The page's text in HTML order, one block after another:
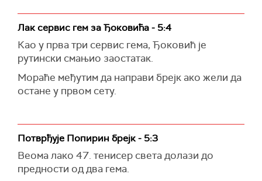
Лак сервис гем за Ђоковића - 5:4
Као у прва три сервис гема, Ђоковић је
рутински смањио заостатак.
Мораће међутим да направи брејк ако жели да
остане у првом сету.
Потврђује Попирин брејк - 5:3
Веома лако 47. тенисер света долази до
предности од два гема.